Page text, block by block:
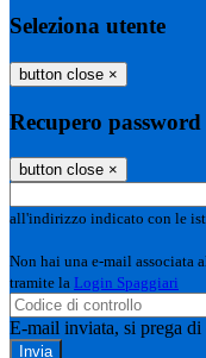
Seleziona utente
button close ×
Recupero password
button close ×
all'indirizzo indicato con le
Non hai una e-mail associata
tramite la Login Spaggiari
E-mail inviata, si prega di